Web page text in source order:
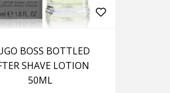
BOSS BOTTLED
SHAVE LOTION
50ML